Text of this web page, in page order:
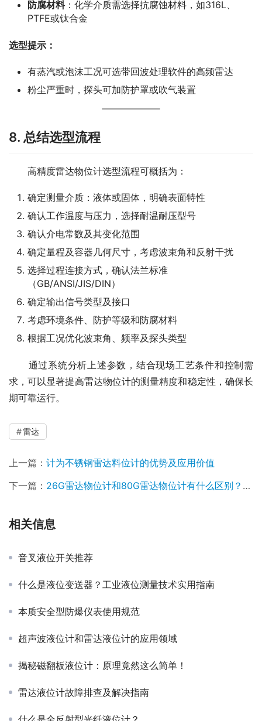
防腐材料：化学介质需选择抗腐蚀材料，如316L、
PTFE或钛合金
选型提示：
有蒸汽或泡沫工况可选带回波处理软件的高频雷达
粉尘严重时，探头可加防护罩或吹气装置
8. 总结选型流程
高精度雷达物位计选型流程可概括为：
确定测量介质：液体或固体，明确表面特性
确认工作温度与压力，选择耐温耐压型号
确认介电常数及其变化范围
确定量程及容器几何尺寸，考虑波束角和反射干扰
选择过程连接方式，确认法兰标准
（GB/ANSI/JIS/DIN）
确定输出信号类型及接口
考虑环境条件、防护等级和防腐材料
根据工况优化波束角、频率及探头类型
通过系统分析上述参数，结合现场工艺条件和控制需
求，可以显著提高雷达物位计的测量精度和稳定性，确保长
期可靠运行。
雷达
上一篇： 计为不锈钢雷达料位计的优势及应用价值
下一篇： 26G雷达物位计和80G雷达物位计有什么区别？哪个更好？
相关信息
音叉液位开关推荐
什么是液位变送器？工业液位测量技术实用指南
本质安全型防爆仪表使用规范
超声波液位计和雷达液位计的应用领域
揭秘磁翻板液位计：原理竟然这么简单！
雷达液位计故障排查及解决指南